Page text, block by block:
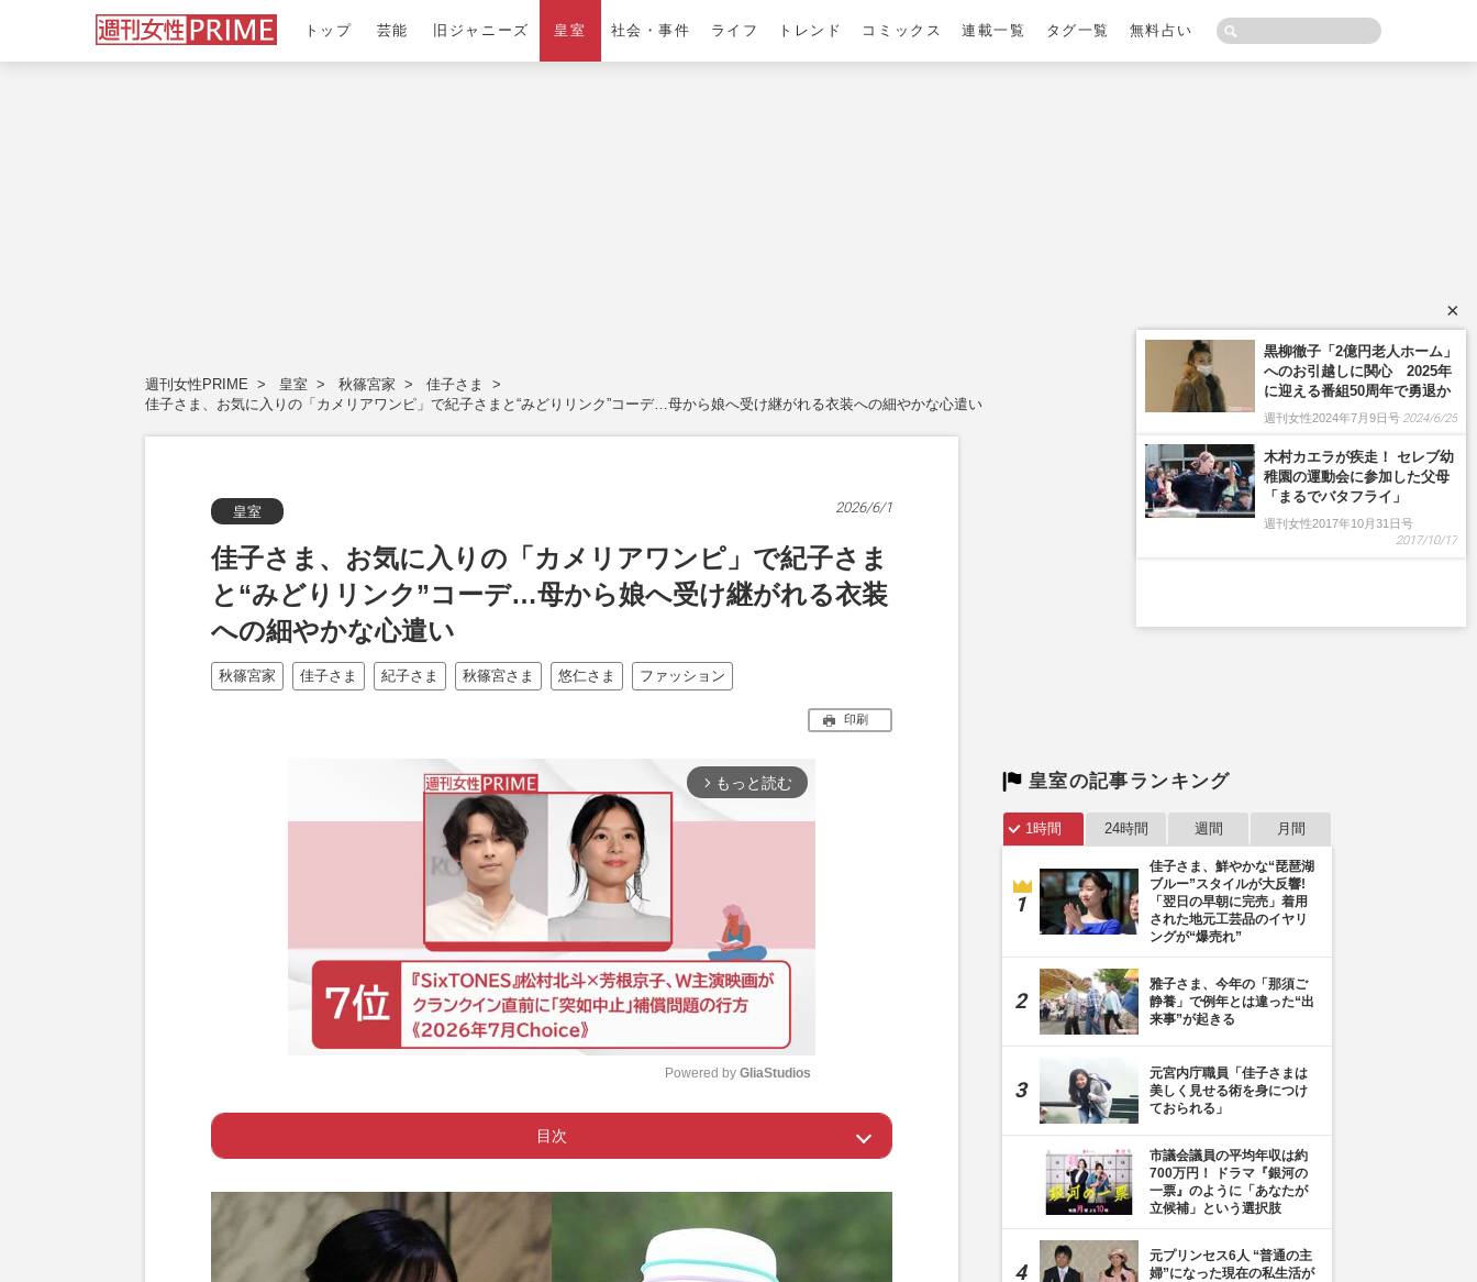
トップ 芸能 旧ジャニーズ 皇室 社会・事件 ライフ トレンド コミックス 連載一覧 タグ一覧 無料占い
週刊女性PRIME 皇室 秋篠宮家
佳子さま
佳子さま、お気に入りの「カメリアワンピ」で紀子さまと“みどりリンク”コーデ…母から娘へ受け継がれる衣装への細やかな心遣い
皇室 2026/6/1
佳子さま、お気に入りの「カメリアワンピ」で紀子さま
と“みどりリンク”コーデ…母から娘へ受け継がれる衣装
への細やかな心遣い
秋篠宮家 佳子さま 紀子さま 秋篠宮さま 悠仁さま ファッション
印刷
arrow_forward_ios もっと読む
t
e
Powered by GliaStudios
目次
Page 1 ー 紀子さまの腕時計はブレスレットがリーフモチーフ
Page 2 ー 佳子さまの衣装がサステナブルと話題に
皇室の記事ランキング
1時間 24時間 週間 月間
佳子さま、鮮やかな“琵琶湖
ブルー”スタイルが大反響!
「翌日の早朝に完売」着用
された地元工芸品のイヤリ
ングが“爆売れ”
雅子さま、今年の「那須ご
静養」で例年とは違った“出
来事”が起きる
元宮内庁職員「佳子さまは
美しく見せる術を身につけ
ておられる」
市議会議員の平均年収は約
700万円！ ドラマ『銀河の
一票』のように「あなたが
立候補」という選択肢
元プリンセス6人 “普通の主
婦”になった現在の私生活が
×
黒柳徹子「2億円老人ホーム」
へのお引越しに関心 2025年
に迎える番組50周年で勇退か
週刊女性2024年7月9日号 2024/6/25
木村カエラが疾走！ セレブ幼
稚園の運動会に参加した父母
「まるでバタフライ」
週刊女性2017年10月31日号
2017/10/17